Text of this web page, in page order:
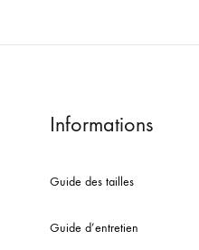
Informations
Guide des tailles
Guide d’entretien